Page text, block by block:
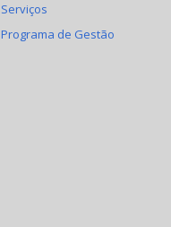
Serviços
Programa de Gestão